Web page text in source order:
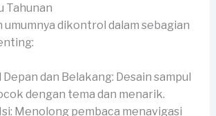
Tahunan
umumnya dikontrol dalam sebagian
Depan dan Belakang: Desain sampul
dengan tema dan menarik.
Menolong pembaca menavigasi